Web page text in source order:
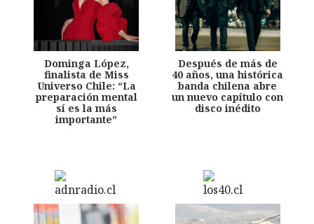
Dominga López,
finalista de Miss
Universo Chile: “La
preparación mental
sí es la más
importante”
Después de más de
40 años, una histórica
banda chilena abre
un nuevo capítulo con
disco inédito